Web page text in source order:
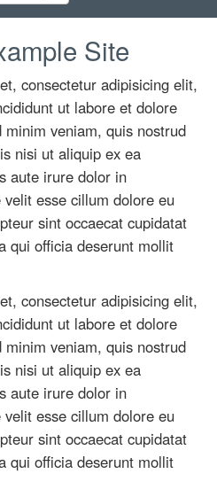
Site
consectetur adipisicing elit,
ut labore et dolore
veniam, quis nostrud
nisi ut aliquip ex ea
aute irure dolor in
esse cillum dolore eu
sint occaecat cupidatat
qui officia deserunt mollit
consectetur adipisicing elit,
ut labore et dolore
veniam, quis nostrud
nisi ut aliquip ex ea
aute irure dolor in
esse cillum dolore eu
sint occaecat cupidatat
qui officia deserunt mollit